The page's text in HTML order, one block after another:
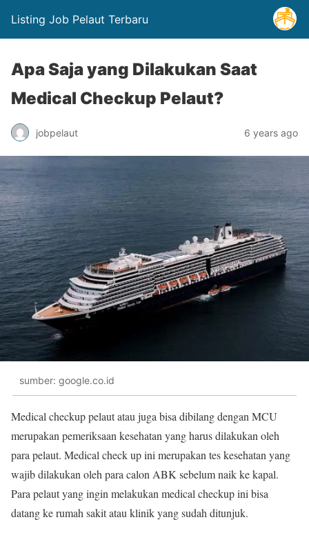
Listing Job Pelaut Terbaru
Apa Saja yang Dilakukan Saat
Medical Checkup Pelaut?
jobpelaut 6 years ago
sumber: google.co.id
Medical checkup pelaut atau juga bisa dibilang dengan MCU
merupakan pemeriksaan kesehatan yang harus dilakukan oleh
para pelaut. Medical check up ini merupakan tes kesehatan yang
wajib dilakukan oleh para calon ABK sebelum naik ke kapal.
Para pelaut yang ingin melakukan medical checkup ini bisa
datang ke rumah sakit atau klinik yang sudah ditunjuk.